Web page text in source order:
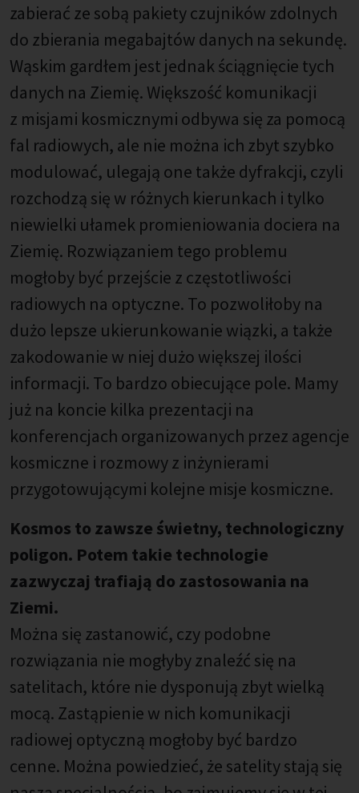
zabierać ze sobą pakiety czujników zdolnych
do zbierania megabajtów danych na sekundę.
Wąskim gardłem jest jednak ściągnięcie tych
danych na Ziemię. Większość komunikacji
z misjami kosmicznymi odbywa się za pomocą
fal radiowych, ale nie można ich zbyt szybko
modulować, ulegają one także dyfrakcji, czyli
rozchodzą się w różnych kierunkach i tylko
niewielki ułamek promieniowania dociera na
Ziemię. Rozwiązaniem tego problemu
mogłoby być przejście z częstotliwości
radiowych na optyczne. To pozwoliłoby na
dużo lepsze ukierunkowanie wiązki, a także
zakodowanie w niej dużo większej ilości
informacji. To bardzo obiecujące pole. Mamy
już na koncie kilka prezentacji na
konferencjach organizowanych przez agencje
kosmiczne i rozmowy z inżynierami
przygotowującymi kolejne misje kosmiczne.
Kosmos to zawsze świetny, technologiczny
poligon. Potem takie technologie
zazwyczaj trafiają do zastosowania na
Ziemi.
Można się zastanowić, czy podobne
rozwiązania nie mogłyby znaleźć się na
satelitach, które nie dysponują zbyt wielką
mocą. Zastąpienie w nich komunikacji
radiowej optyczną mogłoby być bardzo
cenne. Można powiedzieć, że satelity stają się